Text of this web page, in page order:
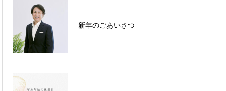
新年のごあいさつ
FM福井『FUKUI